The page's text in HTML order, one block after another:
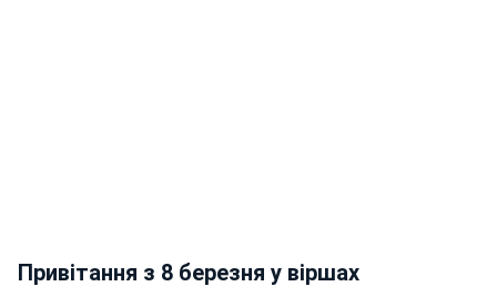
Привітання з 8 березня у віршах